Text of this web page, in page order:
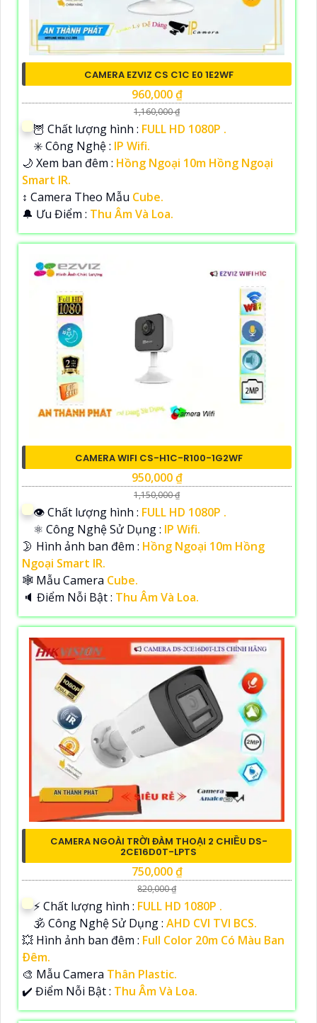
CAMERA EZVIZ CS C1C E0 1E2WF
960,000 ₫
1,160,000 ₫
🦉 Chất lượng hình : FULL HD 1080P .
✳️ Công Nghệ : IP Wifi.
🌙 Xem ban đêm : Hồng Ngoại 10m Hồng Ngoại
Smart IR.
↕️ Camera Theo Mẫu Cube.
️🔔 Ưu Điểm : Thu Âm Và Loa.
CAMERA WIFI CS-H1C-R100-1G2WF
950,000 ₫
1,150,000 ₫
👁 Chất lượng hình : FULL HD 1080P .
⚛️ Công Nghệ Sử Dụng : IP Wifi.
🌛 Hình ảnh ban đêm : Hồng Ngoại 10m Hồng
Ngoại Smart IR.
🕸️ Mẫu Camera Cube.
️🔈 Điểm Nỗi Bật : Thu Âm Và Loa.
CAMERA NGOÀI TRỜI ĐÀM THOẠI 2 CHIỀU DS-
2CE16D0T-LPTS
750,000 ₫
820,000 ₫
️⚡ Chất lượng hình : FULL HD 1080P .
🕉️ Công Nghệ Sử Dụng : AHD CVI TVI BCS.
💥 Hình ảnh ban đêm : Full Color 20m Có Màu Ban
Ðêm.
🎨 Mẫu Camera Thân Plastic.
️✔️ Điểm Nỗi Bật : Thu Âm Và Loa.